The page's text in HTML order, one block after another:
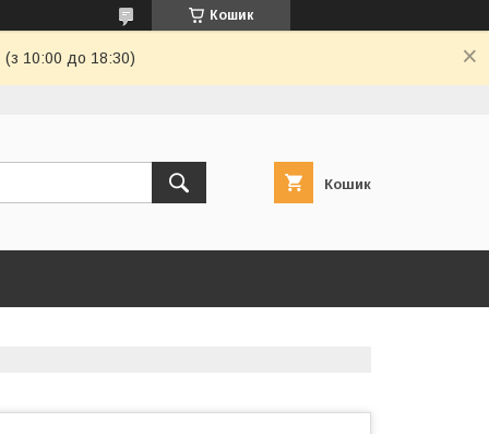
Кошик
(з 10:00 до 18:30)
Кошик